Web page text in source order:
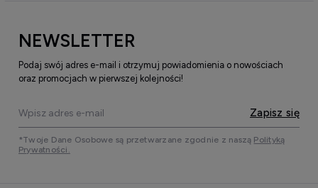
NEWSLETTER
Podaj swój adres e-mail i otrzymuj powiadomienia o nowościach
oraz promocjach w pierwszej kolejności!
Zapisz się
*Twoje Dane Osobowe są przetwarzane zgodnie z naszą Polityką
Prywatności.